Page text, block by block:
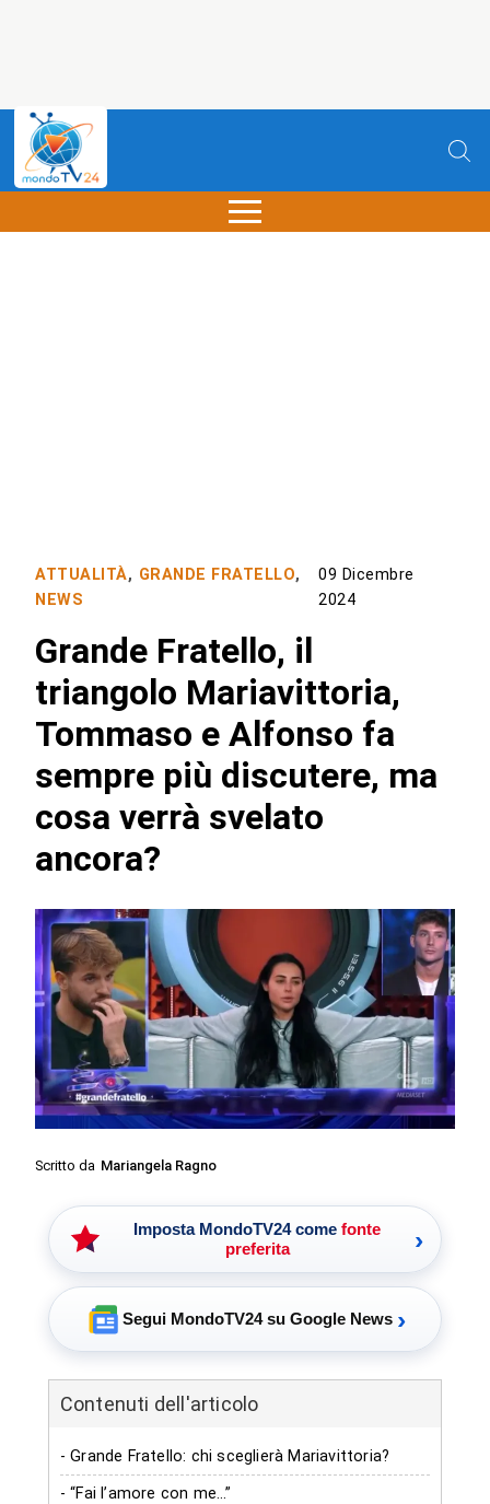
ATTUALITÀ, GRANDE FRATELLO,
NEWS
09 Dicembre
2024
Grande Fratello, il
triangolo Mariavittoria,
Tommaso e Alfonso fa
sempre più discutere, ma
cosa verrà svelato
ancora?
Scritto da Mariangela Ragno
Imposta MondoTV24 come fonte
preferita
›
Segui MondoTV24 su Google News ›
Contenuti dell'articolo
- Grande Fratello: chi sceglierà Mariavittoria?
- “Fai l’amore con me…”